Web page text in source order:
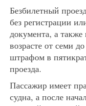
Безбилетный
без регистрации
документа, а также
возрасте от семи
штрафом в
проезда.
Пассажир имеет
судна, а после